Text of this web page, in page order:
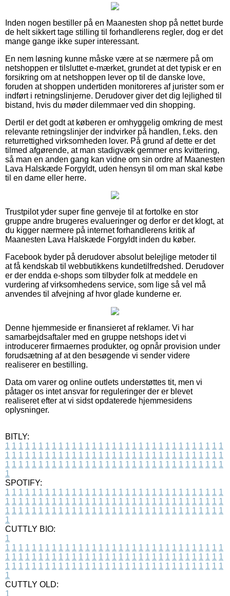
Inden nogen bestiller på en Maanesten shop på nettet burde
de helt sikkert tage stilling til forhandlerens regler, dog er det
mange gange ikke super interessant.
En nem løsning kunne måske være at se nærmere på om
netshoppen er tilsluttet e-mærket, grundet at det typisk er en
forsikring om at netshoppen lever op til de danske love,
foruden at shoppen undertiden monitoreres af jurister som er
indført i retningslinjerne. Derudover giver det dig lejlighed til
bistand, hvis du møder dilemmaer ved din shopping.
Dertil er det godt at køberen er omhyggelig omkring de mest
relevante retningslinjer der indvirker på handlen, f.eks. den
returrettighed virksomheden lover. På grund af dette er det
tilmed afgørende, at man stadigvæk gemmer ens kvittering,
så man en anden gang kan vidne om sin ordre af Maanesten
Lava Halskæde Forgyldt, uden hensyn til om man skal købe
til en dame eller herre.
Trustpilot yder super fine genveje til at fortolke en stor
gruppe andre brugeres evalueringer og derfor er det klogt, at
du kigger nærmere på internet forhandlerens kritik af
Maanesten Lava Halskæde Forgyldt inden du køber.
Facebook byder på derudover absolut belejlige metoder til
at få kendskab til webbutikkens kundetilfredshed. Derudover
er der endda e-shops som tilbyder folk at meddele en
vurdering af virksomhedens service, som lige så vel må
anvendes til afvejning af hvor glade kunderne er.
Denne hjemmeside er finansieret af reklamer. Vi har
samarbejdsaftaler med en gruppe netshops idet vi
introducerer firmaernes produkter, og opnår provision under
forudsætning af at den besøgende vi sender videre
realiserer en bestilling.
Data om varer og online outlets understøttes tit, men vi
påtager os intet ansvar for reguleringer der er blevet
realiseret efter at vi sidst opdaterede hjemmesidens
oplysninger.
BITLY:
1 1 1 1 1 1 1 1 1 1 1 1 1 1 1 1 1 1 1 1 1 1 1 1 1 1 1 1 1 1 1 1 1
1 1 1 1 1 1 1 1 1 1 1 1 1 1 1 1 1 1 1 1 1 1 1 1 1 1 1 1 1 1 1 1 1
1 1 1 1 1 1 1 1 1 1 1 1 1 1 1 1 1 1 1 1 1 1 1 1 1 1 1 1 1 1 1 1 1
1
SPOTIFY:
1 1 1 1 1 1 1 1 1 1 1 1 1 1 1 1 1 1 1 1 1 1 1 1 1 1 1 1 1 1 1 1 1
1 1 1 1 1 1 1 1 1 1 1 1 1 1 1 1 1 1 1 1 1 1 1 1 1 1 1 1 1 1 1 1 1
1 1 1 1 1 1 1 1 1 1 1 1 1 1 1 1 1 1 1 1 1 1 1 1 1 1 1 1 1 1 1 1 1
1
CUTTLY BIO:
1
1 1 1 1 1 1 1 1 1 1 1 1 1 1 1 1 1 1 1 1 1 1 1 1 1 1 1 1 1 1 1 1 1
1 1 1 1 1 1 1 1 1 1 1 1 1 1 1 1 1 1 1 1 1 1 1 1 1 1 1 1 1 1 1 1 1
1 1 1 1 1 1 1 1 1 1 1 1 1 1 1 1 1 1 1 1 1 1 1 1 1 1 1 1 1 1 1 1 1
1
CUTTLY OLD:
1